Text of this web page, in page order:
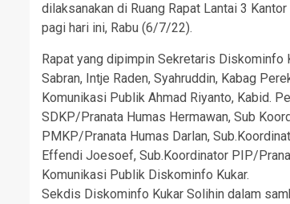
dilaksanakan di Ruang Rapat Lantai 3
pagi hari ini, Rabu (6/7/22).
Rapat yang dipimpin Sekretaris Diskominfo
Sabran, Intje Raden, Syahruddin, Kabag
Komunikasi Publik Ahmad Riyanto, Kabid.
SDKP/Pranata Humas Hermawan, Sub
PMKP/Pranata Humas Darlan,
Effendi Joesoef, Sub.Koordinator PIP/
Komunikasi Publik Diskominfo Kukar.
Sekdis Diskominfo Kukar Solihin dalam